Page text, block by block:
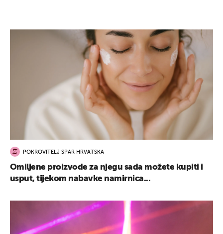
POKROVITELJ SPAR HRVATSKA
Omiljene proizvode za njegu sada možete kupiti i
usput, tijekom nabavke namirnica...